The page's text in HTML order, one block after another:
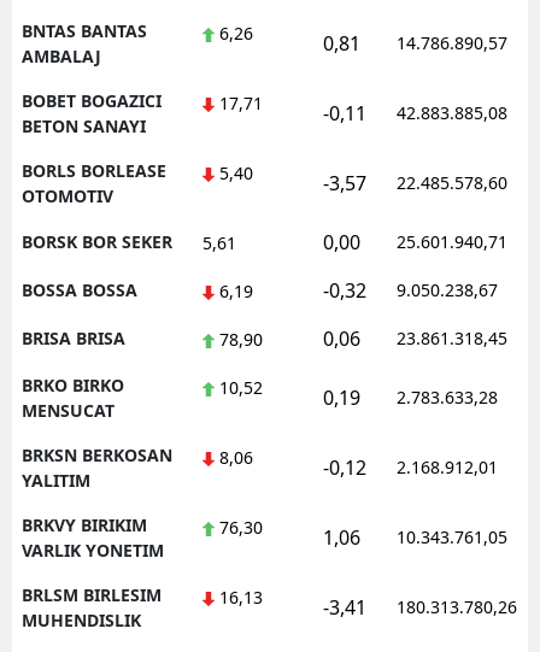
BNTAS BANTAS
AMBALAJ
6,26 0,81 14.786.890,57
BOBET BOGAZICI
BETON SANAYI
17,71 -0,11 42.883.885,08
BORLS BORLEASE
OTOMOTIV
5,40 -3,57 22.485.578,60
BORSK BOR SEKER 5,61 0,00 25.601.940,71
BOSSA BOSSA 6,19 -0,32 9.050.238,67
BRISA BRISA 78,90 0,06 23.861.318,45
BRKO BIRKO
MENSUCAT
10,52 0,19 2.783.633,28
BRKSN BERKOSAN
YALITIM
8,06 -0,12 2.168.912,01
BRKVY BIRIKIM
VARLIK YONETIM
76,30 1,06 10.343.761,05
BRLSM BIRLESIM
MUHENDISLIK
16,13 -3,41 180.313.780,26